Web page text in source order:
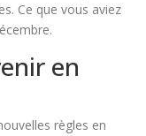
Ce que vous aviez
en
règles en